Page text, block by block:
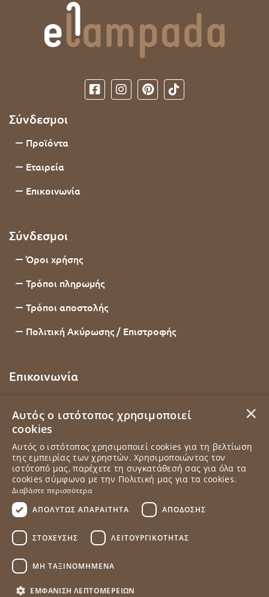
Σύνδεσμοι
Προϊόντα
Εταιρεία
Επικοινωνία
Σύνδεσμοι
Όροι χρήσης
Τρόποι πληρωμής
Τρόποι αποστολής
Πολιτική Ακύρωσης / Επιστροφής
Επικοινωνία
Εθνάρχου Μακαρίου 92, Δάφνη, 17234, Αττική
info@elampada.gr
Δευτέρα - Παρασκευή 10:00 - 18:00
×
Αυτός ο ιστότοπος χρησιμοποιεί
cookies
Αυτός ο ιστότοπος χρησιμοποιεί cookies για τη βελτίωση
της εμπειρίας των χρηστών. Χρησιμοποιώντας τον
ιστότοπό μας, παρέχετε τη συγκατάθεσή σας για όλα τα
cookies σύμφωνα με την Πολιτική μας για τα cookies.
Διαβάστε περισσότερα
ΑΠΟΛΎΤΩΣ ΑΠΑΡΑΊΤΗΤΑ
ΑΠΌΔΟΣΗΣ
ΣΤΌΧΕΥΣΗΣ ΛΕΙΤΟΥΡΓΙΚΌΤΗΤΑΣ
ΜΗ ΤΑΞΙΝΟΜΗΜΈΝΑ
ΕΜΦΆΝΙΣΗ ΛΕΠΤΟΜΕΡΕΙΏΝ